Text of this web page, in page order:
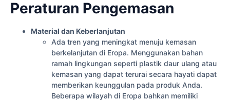
Peraturan Pengemasan
Material dan Keberlanjutan
Ada tren yang meningkat menuju kemasan
berkelanjutan di Eropa. Menggunakan bahan
ramah lingkungan seperti plastik daur ulang atau
kemasan yang dapat terurai secara hayati dapat
memberikan keunggulan pada produk Anda.
Beberapa wilayah di Eropa bahkan memiliki